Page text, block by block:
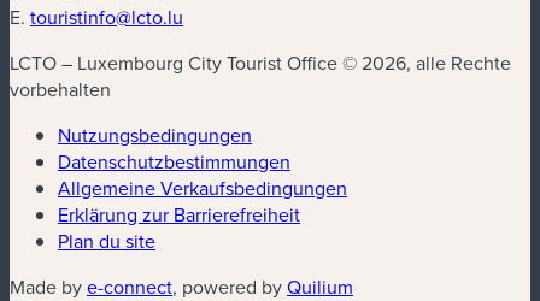
E. touristinfo@lcto.lu
LCTO – Luxembourg City Tourist Office © 2026, alle Rechte
vorbehalten
Nutzungsbedingungen
Datenschutzbestimmungen
Allgemeine Verkaufsbedingungen
Erklärung zur Barrierefreiheit
Plan du site
Made bye-connect(neues Fenster)
, powered byQuilium